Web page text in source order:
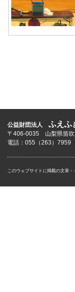
公益財団法人 ふえふ
〒406-0035 山梨県笛吹
電話：055（263）
このウェブサイトに掲載の文章